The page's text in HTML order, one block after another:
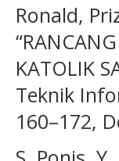
Ronald,
KATOLIK
Teknik
160–172,